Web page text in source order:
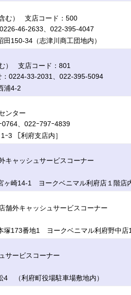
む） 支店コード：500
46-2633、022-395-4047
150-34（志津川商工団地内）
） 支店コード：801
0224-33-2031、022-395-5094
浦4-2
ンター
、022ｰ797ｰ4839
3 ［利府支店内］
キャッシュサービスコーナー
ヶ崎14-1 ヨークベニマル利府店１階店
店舗外キャッシュサービスコーナー
塚173番地1 ヨークベニマル利府野中店
サービスコーナー
4 （利府町役場駐車場敷地内）